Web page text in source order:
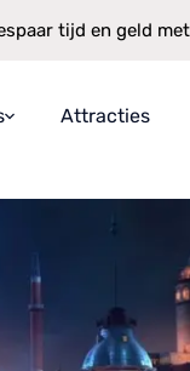
tijd en geld
Attracties